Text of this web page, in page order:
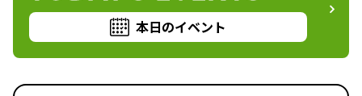
本日のイベント